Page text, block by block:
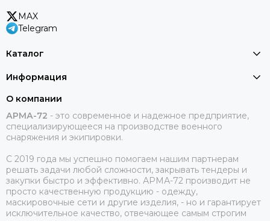
MAX
Telegram
Каталог
Информация
О компании
АРМА-72 - это современное и надежное предприятие,
специализирующееся на производстве военного
снаряжения и экипировки.
С 2019 года мы успешно помогаем нашим партнерам
решать задачи любой сложности, закрывать тендеры и
закупки быстро и эффективно. АРМА-72 производит не
просто качественную продукцию - одежду,
маскировочные сети и другие изделия, - но и гарантирует
исключительное качество, отвечающее самым строгим